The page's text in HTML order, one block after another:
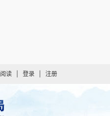
读 登录 注册